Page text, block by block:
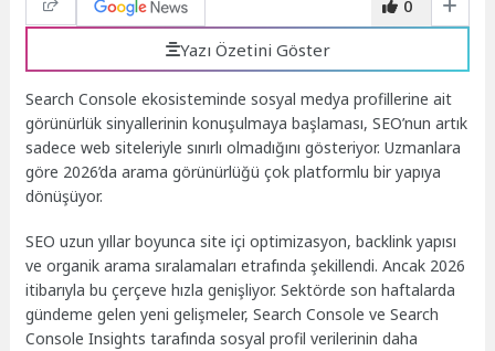
0
Yazı Özetini Göster
Search Console ekosisteminde sosyal medya profillerine ait
görünürlük sinyallerinin konuşulmaya başlaması, SEO’nun artık
sadece web siteleriyle sınırlı olmadığını gösteriyor. Uzmanlara
göre 2026’da arama görünürlüğü çok platformlu bir yapıya
dönüşüyor.
SEO uzun yıllar boyunca site içi optimizasyon, backlink yapısı
ve organik arama sıralamaları etrafında şekillendi. Ancak 2026
itibarıyla bu çerçeve hızla genişliyor. Sektörde son haftalarda
gündeme gelen yeni gelişmeler, Search Console ve Search
Console Insights tarafında sosyal profil verilerinin daha